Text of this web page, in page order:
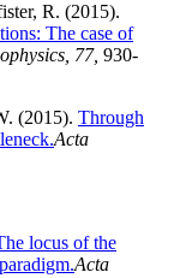
R. (2015).
The case of
77, 930-
(2015). Through
Acta
locus of the
Acta